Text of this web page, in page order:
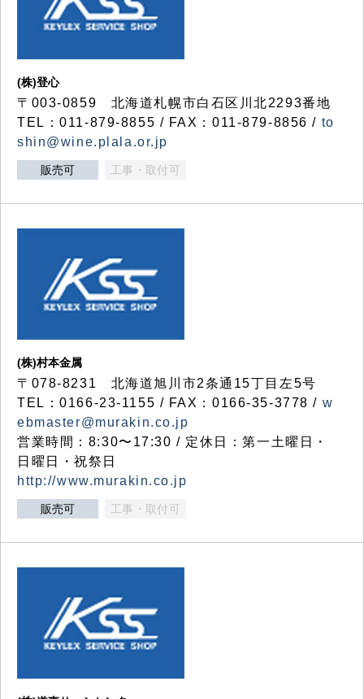
(株)登心
〒003-0859 北海道札幌市白石区川北2293番地
TEL：011-879-8855 / FAX：011-879-8856 / to
shin@wine.plala.or.jp
販売可 工事・取付可
(株)村本金属
〒078-8231 北海道旭川市2条通15丁目左5号
TEL：0166-23-1155 / FAX：0166-35-3778 / w
ebmaster@murakin.co.jp
営業時間：8:30〜17:30 / 定休日：第一土曜日・
日曜日・祝祭日
http://www.murakin.co.jp
販売可 工事・取付可